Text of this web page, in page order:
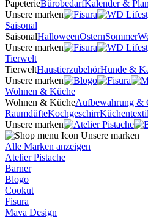
PapeterieBürobedarfKalender &
Unsere marken
Saisonal
SaisonalHalloweenOsternSommer
Unsere marken
Tierwelt
TierweltHaustierzubehörHunde &
Unsere marken
Wohnen & Küche
Wohnen & KücheAufbewahrung &
RaumdüfteKochgeschirr
Unsere marken
Unsere marken
Alle Marken anzeigen
Atelier Pistache
Barner
Blogo
Cookut
Fisura
Mava Design